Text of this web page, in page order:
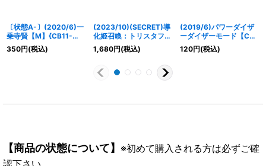
〔状態A-〕(2020/6)一
乗寺賢【M】{CB11-
021}《緑》
350円(税込)
(2023/10)(SECRET)導
化姫召喚：トリスタフィ
ールド【X-SEC】
{BS66-X12}《黄》
1,680円(税込)
(2019/6)パワーダイザ
ーダイザーモード【C】
{CB10-053}《白》
120円(税込)
【商品の状態について】 ※初めて購入される方は必ずご確
認下さい。